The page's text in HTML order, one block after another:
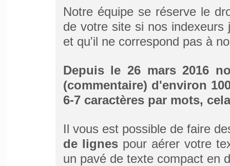
Notre équipe se réserve le
de votre site si nos indexeurs
et qu'il ne correspond pas à
Depuis le 26 mars 2016
(commentaire) d'environ
6-7 caractères par mots,
Il vous est possible de faire
de lignespour aérer votre
un pavé de texte compact en